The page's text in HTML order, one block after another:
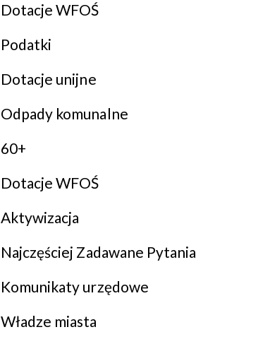
Dotacje WFOŚ
Podatki
Dotacje unijne
Odpady komunalne
60+
Dotacje WFOŚ
Aktywizacja
Najczęściej Zadawane Pytania
Komunikaty urzędowe
Władze miasta